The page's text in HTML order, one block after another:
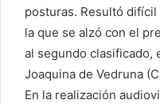
posturas. Resultó
la que se alzó con el
al segundo clasificado,
Joaquina de Vedruna
En la realización